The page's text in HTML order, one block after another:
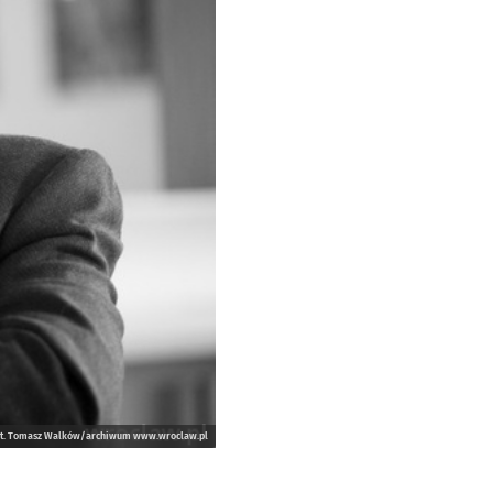
Tomasz Walków/archiwum www.wroclaw.pl